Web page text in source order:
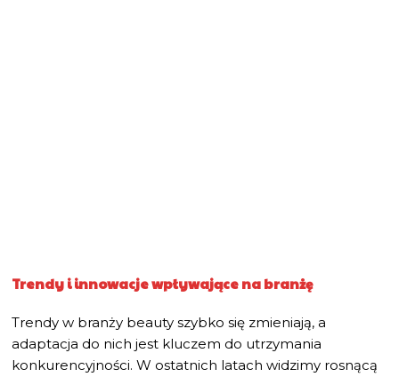
Trendy i innowacje wpływające na branżę
Trendy w branży beauty szybko się zmieniają, a
adaptacja do nich jest kluczem do utrzymania
konkurencyjności. W ostatnich latach widzimy rosnącą